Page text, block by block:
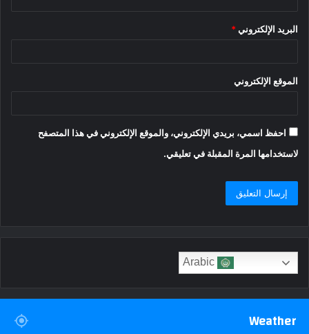
البريد الإلكتروني *
الموقع الإلكتروني
احفظ اسمي، بريدي الإلكتروني، والموقع الإلكتروني في هذا المتصفح
لاستخدامها المرة المقبلة في تعليقي.
Weather